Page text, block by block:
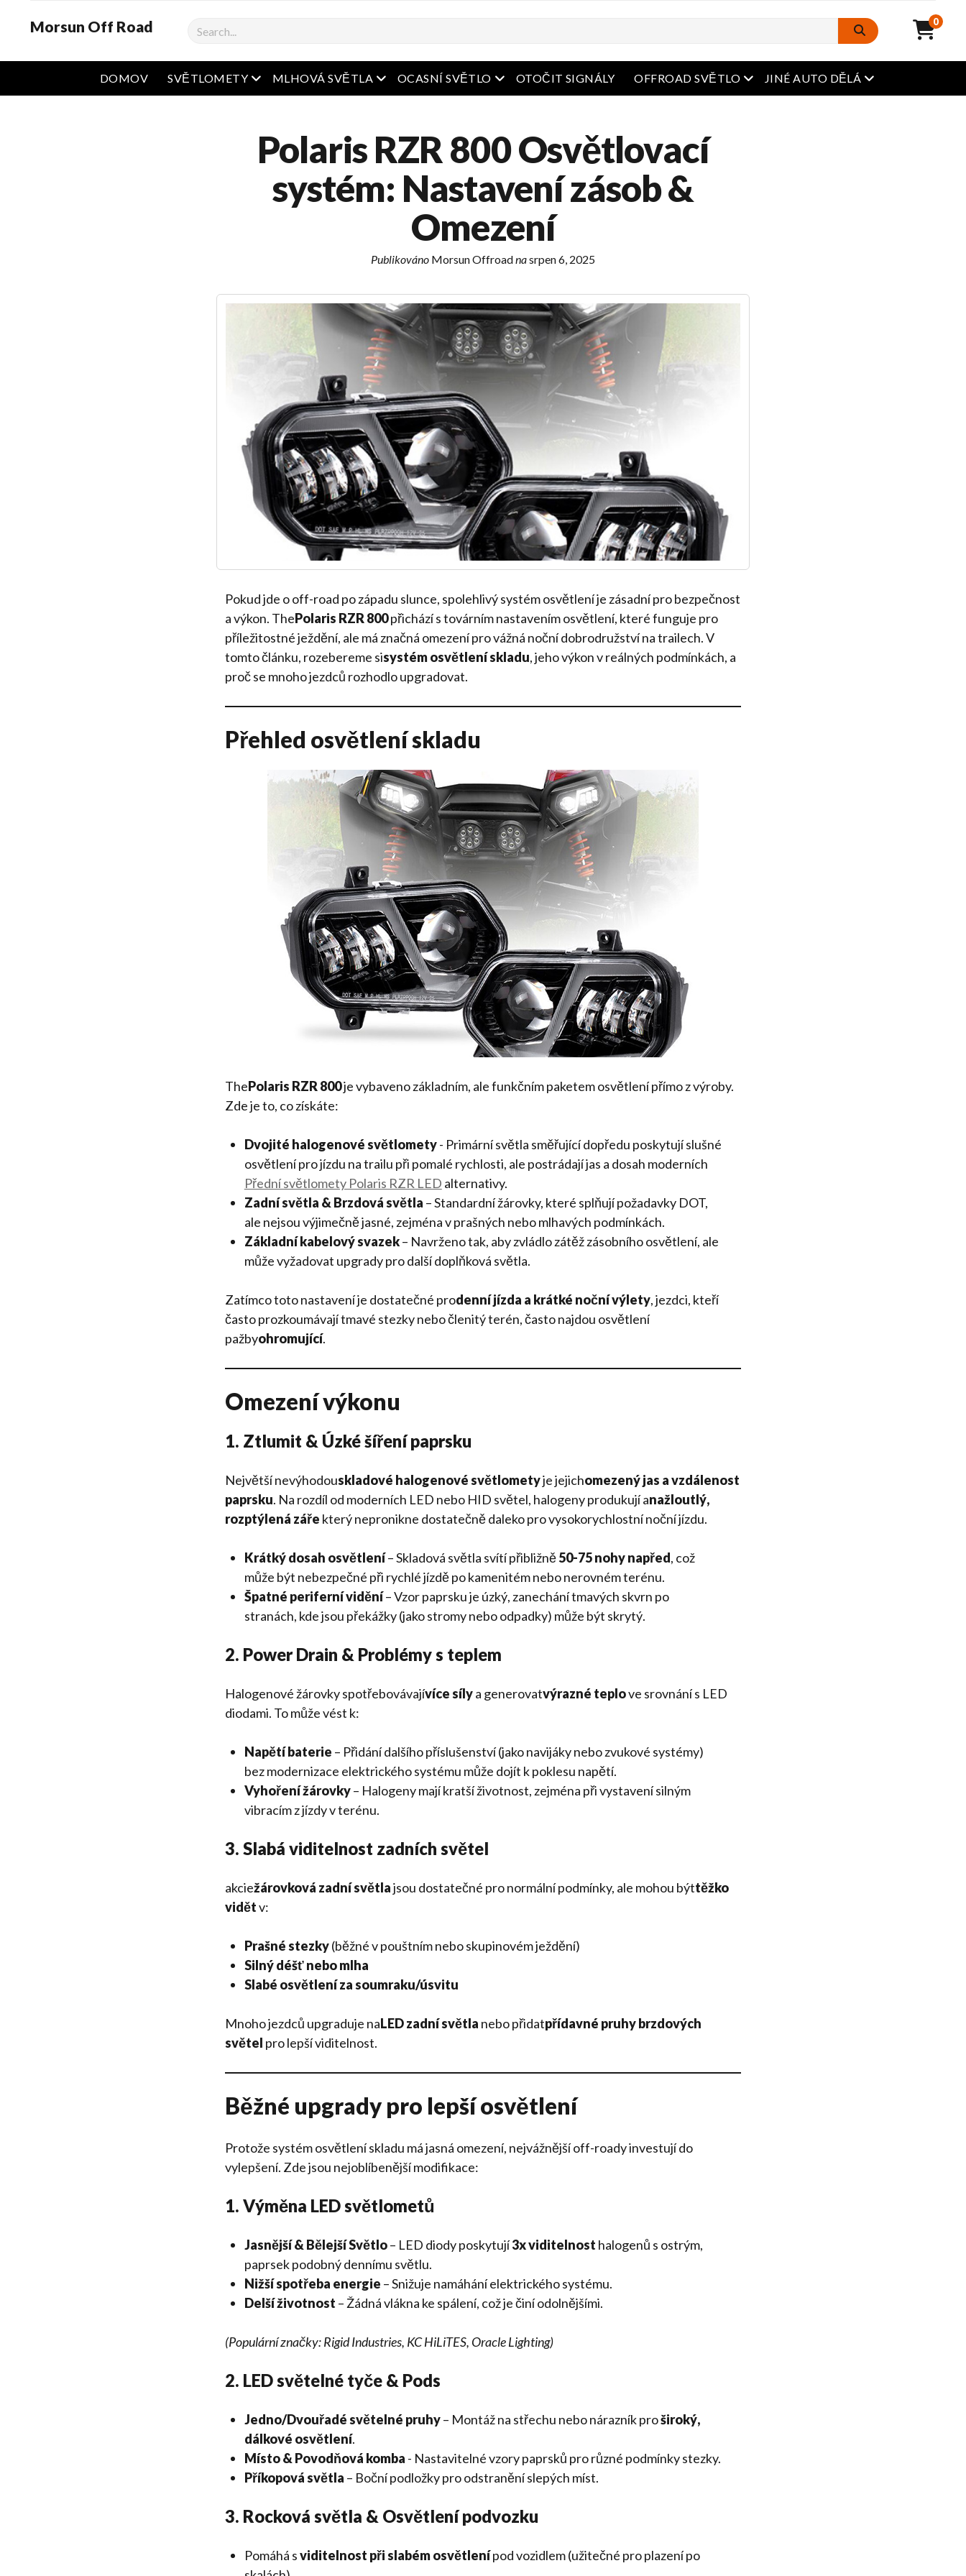
Morsun Off Road Vyhledávání 0
DOMOV SVĚTLOMETY Otevřená nabídka
MLHOVÁ SVĚTLA Otevřená nabídka
OCASNÍ SVĚTLO Otevřená nabídka
OTOČIT SIGNÁLY OFFROAD SVĚTLO Otevřená nabídka
JINÉ AUTO DĚLÁ Otevřená nabídka
Polaris RZR 800 Osvětlovací
systém: Nastavení zásob &
Omezení
Publikováno Morsun Offroadnasrpen 6, 2025
Pokud jde o off-road po západu slunce, spolehlivý systém osvětlení je zásadní pro bezpečnost
a výkon. ThePolaris RZR 800přichází s továrním nastavením osvětlení, které funguje pro
příležitostné ježdění, ale má značná omezení pro vážná noční dobrodružství na trailech. V
tomto článku, rozebereme sisystém osvětlení skladu, jeho výkon v reálných podmínkách, a
proč se mnoho jezdců rozhodlo upgradovat.
Přehled osvětlení skladu
ThePolaris RZR 800je vybaveno základním, ale funkčním paketem osvětlení přímo z výroby.
Zde je to, co získáte:
Dvojité halogenové světlomety- Primární světla směřující dopředu poskytují slušné
osvětlení pro jízdu na trailu při pomalé rychlosti, ale postrádají jas a dosah moderních
Přední světlomety Polaris RZR LED alternativy.
Zadní světla & Brzdová světla – Standardní žárovky, které splňují požadavky DOT,
ale nejsou výjimečně jasné, zejména v prašných nebo mlhavých podmínkách.
Základní kabelový svazek– Navrženo tak, aby zvládlo zátěž zásobního osvětlení, ale
může vyžadovat upgrady pro další doplňková světla.
Zatímco toto nastavení je dostatečné prodenní jízda a krátké noční výlety, jezdci, kteří
často prozkoumávají tmavé stezky nebo členitý terén, často najdou osvětlení
pažbyohromující.
Omezení výkonu
1. Ztlumit & Úzké šíření paprsku
Největší nevýhodouskladové halogenové světlometyje jejichomezený jas a vzdálenost
paprsku. Na rozdíl od moderních LED nebo HID světel, halogeny produkují anažloutlý,
rozptýlená záře který nepronikne dostatečně daleko pro vysokorychlostní noční jízdu.
Krátký dosah osvětlení– Skladová světla svítí přibližně50-75 nohy napřed, což
může být nebezpečné při rychlé jízdě po kamenitém nebo nerovném terénu.
Špatné periferní vidění– Vzor paprsku je úzký, zanechání tmavých skvrn po
stranách, kde jsou překážky (jako stromy nebo odpadky) může být skrytý.
2. Power Drain & Problémy s teplem
Halogenové žárovky spotřebovávajívíce sílya generovatvýrazné teplove srovnání s LED
diodami. To může vést k:
Napětí baterie – Přidání dalšího příslušenství (jako navijáky nebo zvukové systémy)
bez modernizace elektrického systému může dojít k poklesu napětí.
Vyhoření žárovky– Halogeny mají kratší životnost, zejména při vystavení silným
vibracím z jízdy v terénu.
3. Slabá viditelnost zadních světel
akciežárovková zadní světlajsou dostatečné pro normální podmínky, ale mohou býttěžko
vidětv:
Prašné stezky(běžné v pouštním nebo skupinovém ježdění)
Silný déšť nebo mlha
Slabé osvětlení za soumraku/úsvitu
Mnoho jezdců upgraduje naLED zadní světla nebo přidatpřídavné pruhy brzdových
světel pro lepší viditelnost.
Běžné upgrady pro lepší osvětlení
Protože systém osvětlení skladu má jasná omezení, nejvážnější off-roady investují do
vylepšení. Zde jsou nejoblíbenější modifikace:
1. Výměna LED světlometů
Jasnější & Bělejší Světlo– LED diody poskytují3x viditelnost halogenů s ostrým,
paprsek podobný dennímu světlu.
Nižší spotřeba energie – Snižuje namáhání elektrického systému.
Delší životnost – Žádná vlákna ke spálení, což je činí odolnějšími.
(Populární značky: Rigid Industries, KC HiLiTES, Oracle Lighting)
2. LED světelné tyče & Pods
Jedno/Dvouřadé světelné pruhy– Montáž na střechu nebo nárazník proširoký,
dálkové osvětlení.
Místo & Povodňová komba - Nastavitelné vzory paprsků pro různé podmínky stezky.
Příkopová světla – Boční podložky pro odstranění slepých míst.
3. Rocková světla & Osvětlení podvozku
Pomáhá sviditelnost při slabém osvětlenípod vozidlem (užitečné pro plazení po